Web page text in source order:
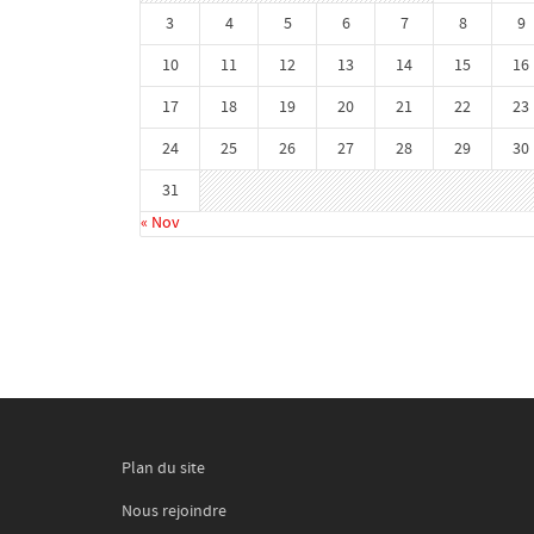
3
4 5 6 7 8
9
10
11 12 13 14 15
16
17
18 19 20 21 22
23
24
25 26 27 28 29
30
31
« Nov
Plan du site
Nous rejoindre